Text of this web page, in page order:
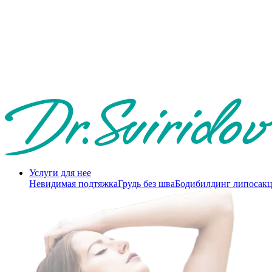
Услуги для нее
Невидимая подтяжкаГрудь без шваБодибилдинг